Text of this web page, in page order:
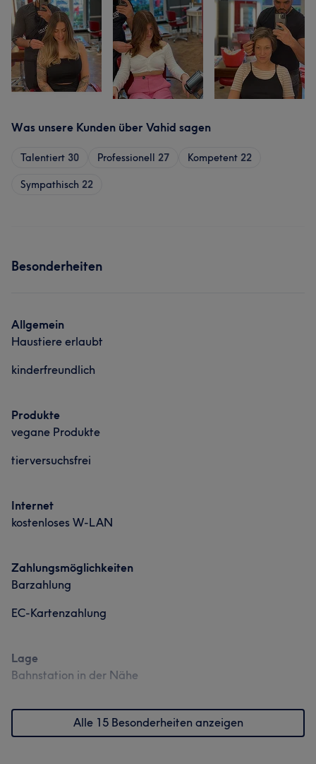
Was unsere Kunden über Vahid sagen
Talentiert 30 Professionell 27 Kompetent 22
Sympathisch 22
Besonderheiten
Allgemein
Haustiere erlaubt
kinderfreundlich
Produkte
vegane Produkte
tierversuchsfrei
Internet
kostenloses W-LAN
Zahlungsmöglichkeiten
Barzahlung
EC-Kartenzahlung
Lage
Bahnstation in der Nähe
Alle 15 Besonderheiten anzeigen